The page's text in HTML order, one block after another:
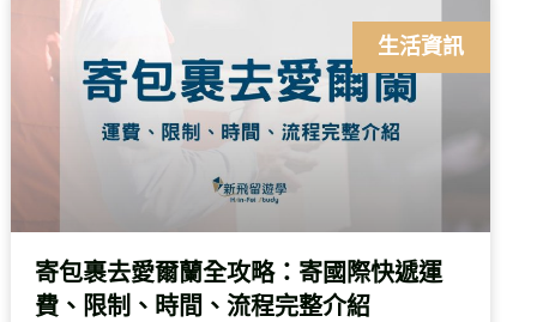
生活資訊
寄包裹去愛爾蘭全攻略：寄國際快遞運
費、限制、時間、流程完整介紹